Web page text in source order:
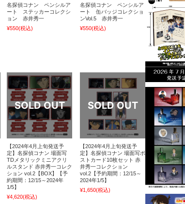
名探偵コナン ペンシルア
ート ステッカーコレクシ
ョン 赤井秀一
¥550(税込)
名探偵コナン ペンシルア
ート 缶バッジコレクショ
ンVol.5 赤井秀一
¥550(税込)
【2024年4月上旬発送予
定】名探偵コナン 場面写
TDメタリックミニアクリ
ルスタンド 赤井秀一コレク
ション vol.2【BOX】【予
約期間：12/15～2024年
1/5】
¥4,620(税込)
【2024年4月上旬発送予
定】名探偵コナン 場面写ポ
ストカード10枚セット 赤
井秀一コレクション
vol.2【予約期間：12/15～
2024年1/5】
¥1,650(税込)